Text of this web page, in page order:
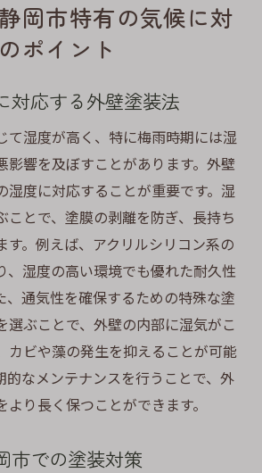
岡市特有の気候に対
ポイント
対応する外壁塗装法
て湿度が高く、特に梅雨時期には湿
影響を及ぼすことがあります。外壁
湿度に対応することが重要です。湿
ことで、塗膜の剥離を防ぎ、長持ち
す。例えば、アクリルシリコン系の
、湿度の高い環境でも優れた耐久性
、通気性を確保するための特殊な塗
選ぶことで、外壁の内部に湿気がこ
カビや藻の発生を抑えることが可能
的なメンテナンスを行うことで、外
り長く保つことができます。
市での塗装対策